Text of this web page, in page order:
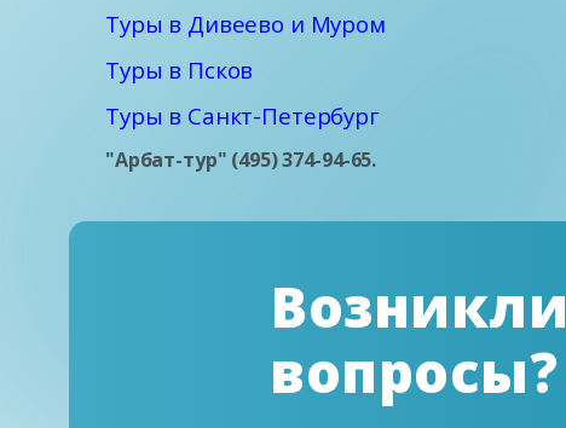
Туры в Дивеево и Муром
Туры в Псков
Туры в Санкт-Петербург
"Арбат-тур" (495) 374-94-65.
Возникли
вопросы?